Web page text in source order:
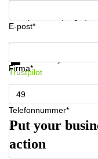
E-post*
Firma*
Telefonnummer*
Få informasjon og priser
Trustpilot
Put your
action